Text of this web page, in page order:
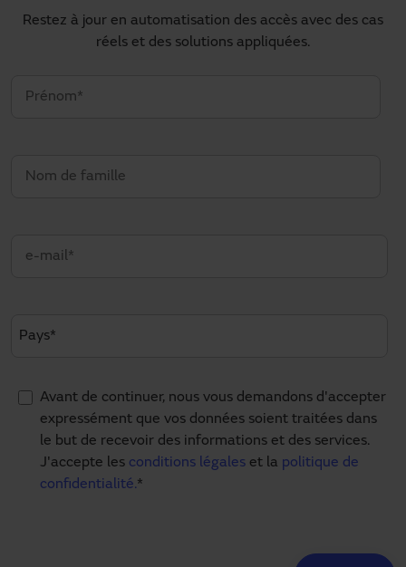
Restez à jour en automatisation des accès avec des cas
réels et des solutions appliquées.
Avant de continuer, nous vous demandons d'accepter
expressément que vos données soient traitées dans
le but de recevoir des informations et des services.
J'accepte les conditions légales et la politique de
confidentialité.*